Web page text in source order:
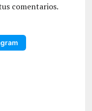
comentarios.